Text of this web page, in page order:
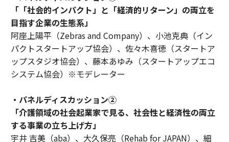
「「社会的インパクト」と「経済的リターン」の両立を
目指す企業の生態系」
阿座上陽平（Zebras and Company）、小池克典（イン
パクトスタートアップ協会）、佐々木喜徳（スタートア
ップスタジオ協会）、藤本あゆみ（スタートアップエコ
システム協会）※モデレーター
・パネルディスカッション②
「介護領域の社会起業家で見る、社会性と経済性の両立
する事業の立ち上げ方」
宇井 吉美（aba）、大久保亮（Rehab for JAPAN）、細